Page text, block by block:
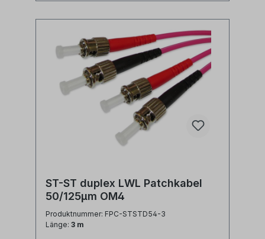
ST-ST duplex LWL Patchkabel
50/125µm OM4
Produktnummer: FPC-STSTD54-3
Länge: 3 m